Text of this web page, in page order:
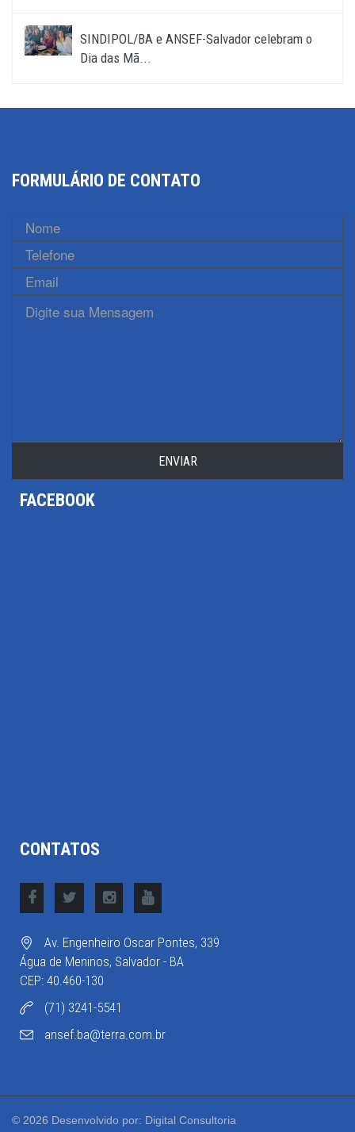
SINDIPOL/BA e ANSEF-Salvador celebram o
Dia das Mã...
FORMULÁRIO DE CONTATO
ENVIAR
FACEBOOK
CONTATOS
Av. Engenheiro Oscar Pontes, 339
Água de Meninos, Salvador - BA
CEP: 40.460-130
(71) 3241-5541
ansef.ba@terra.com.br
© 2026 Desenvolvido por: Digital Consultoria